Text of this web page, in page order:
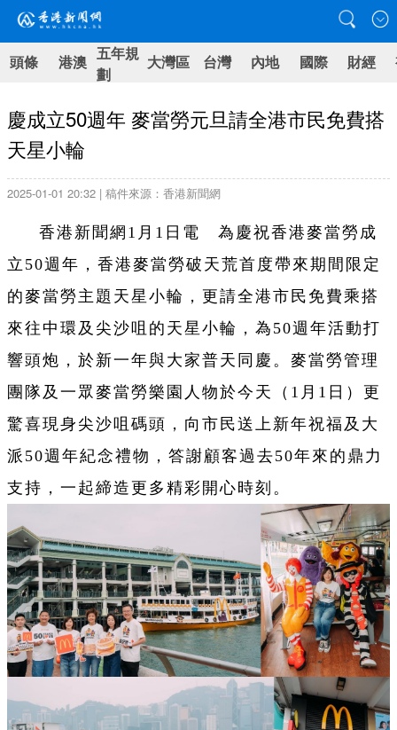
頭條 港澳 五年規
劃
大灣區 台灣 內地 國際 財經
慶成立50週年 麥當勞元旦請全港市民免費搭
天星小輪
2025-01-01 20:32 | 稿件來源：香港新聞網
香港新聞網1月1日電 為慶祝香港麥當勞成
立50週年，香港麥當勞破天荒首度帶來期間限定
的麥當勞主題天星小輪，更請全港市民免費乘搭
來往中環及尖沙咀的天星小輪，為50週年活動打
響頭炮，於新一年與大家普天同慶。麥當勞管理
團隊及一眾麥當勞樂園人物於今天（1月1日）更
驚喜現身尖沙咀碼頭，向市民送上新年祝福及大
派50週年紀念禮物，答謝顧客過去50年來的鼎力
支持，一起締造更多精彩開心時刻。